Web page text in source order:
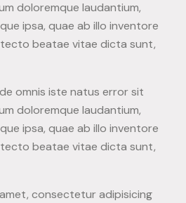
doloremque laudantium,
ipsa, quae ab illo inventore
beatae vitae dicta sunt,
omnis iste natus error sit
doloremque laudantium,
ipsa, quae ab illo inventore
beatae vitae dicta sunt,
consectetur adipisicing